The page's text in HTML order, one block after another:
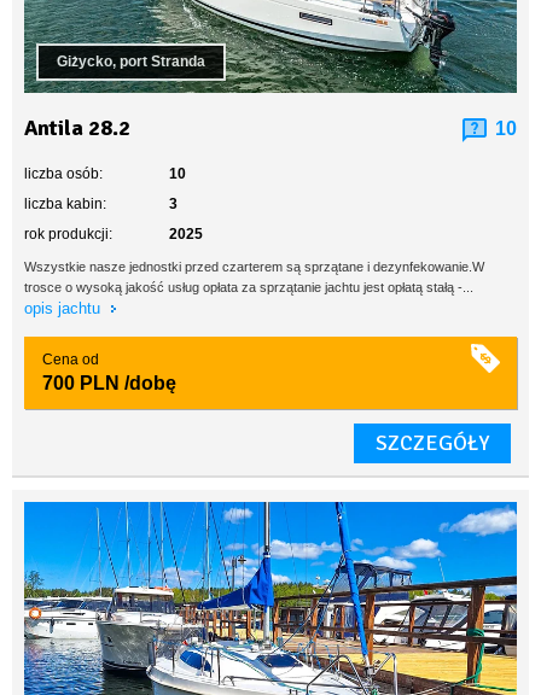
Giżycko, port Stranda
Antila 28.2 10
liczba osób:
10
liczba kabin:
3
rok produkcji:
2025
Wszystkie nasze jednostki przed czarterem są sprzątane i dezynfekowanie.W
trosce o wysoką jakość usług opłata za sprzątanie jachtu jest opłatą stałą -...
opis jachtu
Cena od
700 PLN /dobę
SZCZEGÓŁY